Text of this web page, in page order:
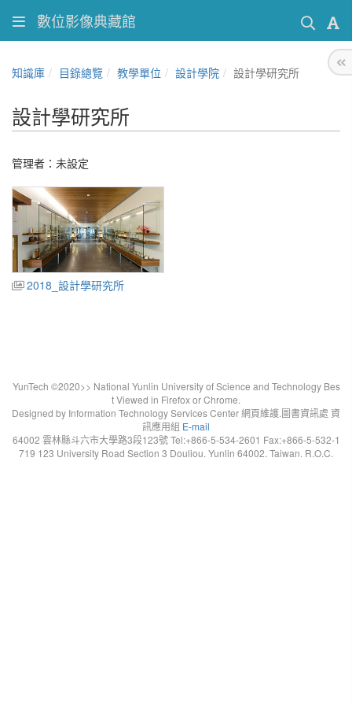
數位影像典藏館
知識庫 目錄總覽 教學單位 設計學院 設計學研究所
設計學研究所
管理者：未設定
2018_設計學研究所
YunTech ©2020>> National Yunlin University of Science and Technology Bes
t Viewed in Firefox or Chrome.
Designed by Information Technology Services Center 網頁維護.圖書資訊處 資
訊應用組 E-mail
64002 雲林縣斗六市大學路3段123號 Tel:+866-5-534-2601 Fax:+866-5-532-1
719 123 University Road Section 3 Douliou. Yunlin 64002. Taiwan. R.O.C.